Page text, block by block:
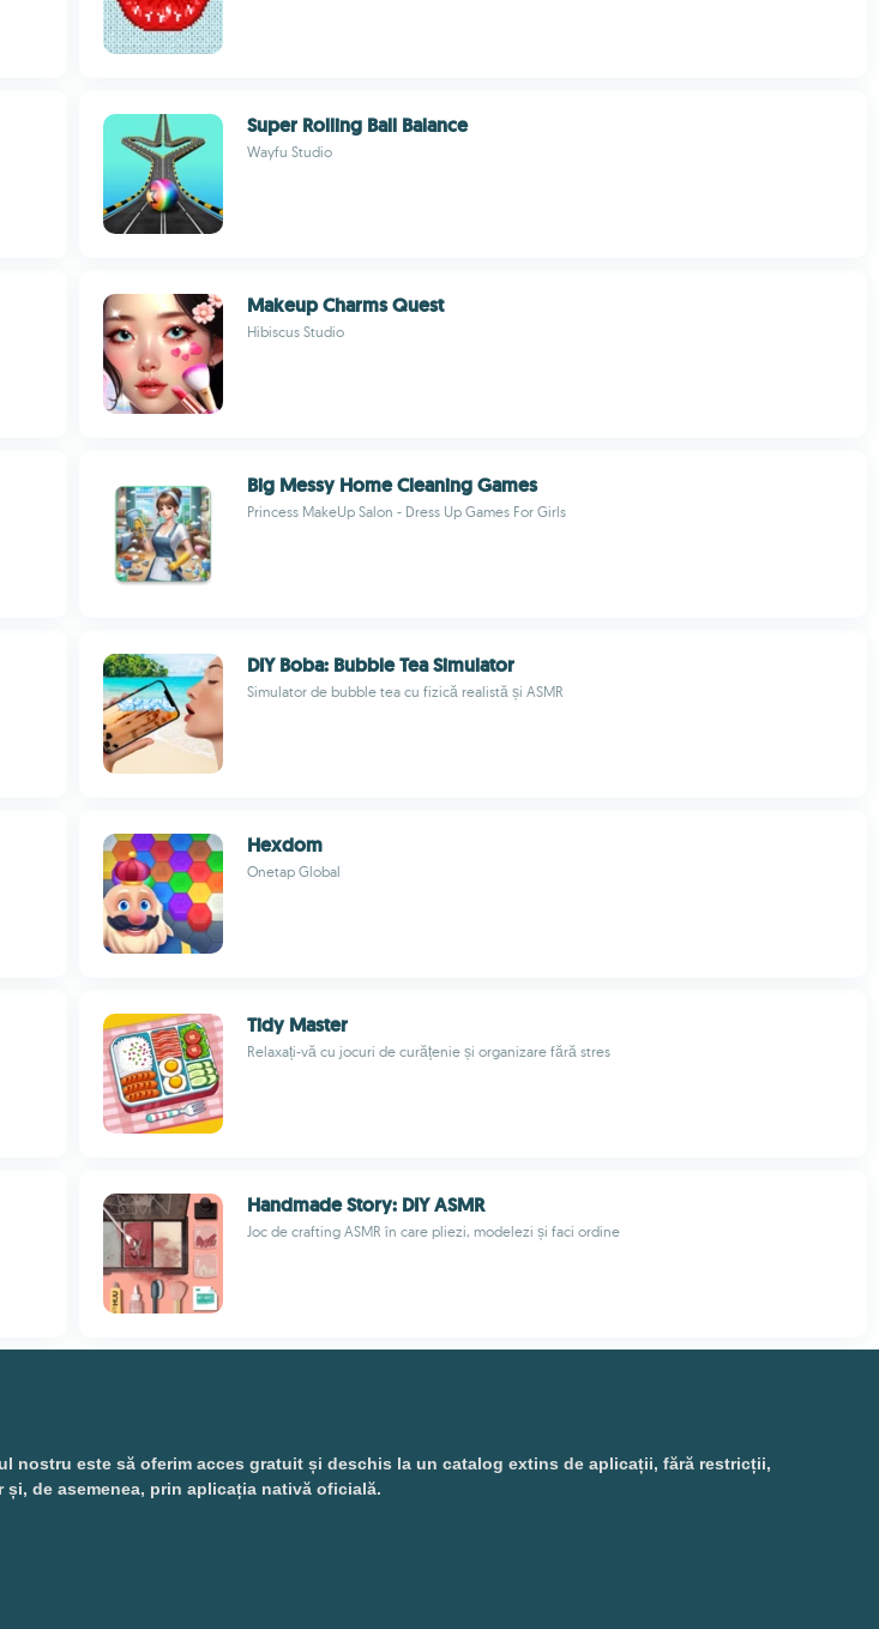
Super Rolling Ball Balance
Wayfu Studio
Makeup Charms Quest
Hibiscus Studio
Big Messy Home Cleaning Games
Princess MakeUp Salon - Dress Up Games For Girls
DIY Boba: Bubble Tea Simulator
Simulator de bubble tea cu fizică realistă și ASMR
Hexdom
Onetap Global
Tidy Master
Relaxați-vă cu jocuri de curățenie și organizare fără stres
Handmade Story: DIY ASMR
Joc de crafting ASMR în care pliezi, modelezi și faci ordine
este să oferim acces gratuit și deschis la un catalog extins de aplicații, fără restricții,
de asemenea, prin aplicația nativă oficială.